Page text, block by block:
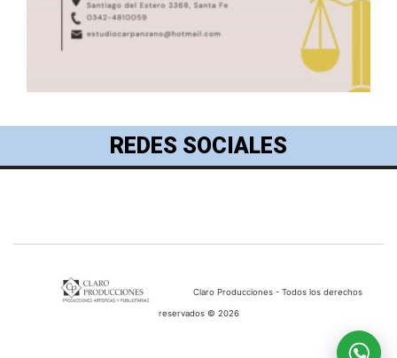
REDES SOCIALES
Claro Producciones - Todos los derechos
reservados © 2026